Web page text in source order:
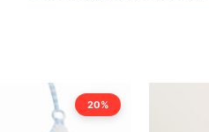
20%